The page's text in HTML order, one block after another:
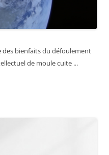
des bienfaits du défoulement
de moule cuite ...